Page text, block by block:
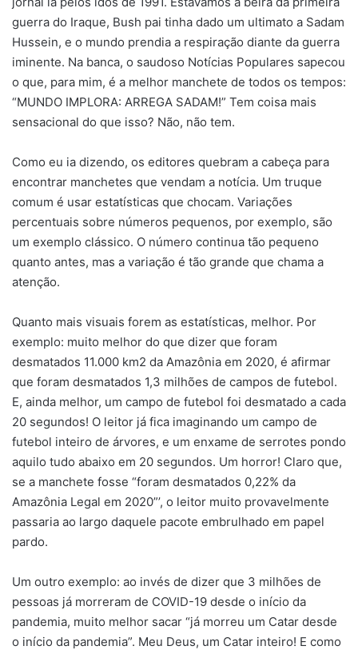
guerra do Iraque, Bush pai tinha dado um ultimato a Sadam
Hussein, e o mundo prendia a respiração diante da guerra
iminente. Na banca, o saudoso Notícias Populares sapecou
o que, para mim, é a melhor manchete de todos os tempos:
“MUNDO IMPLORA: ARREGA SADAM!” Tem coisa mais
sensacional do que isso? Não, não tem.
Como eu ia dizendo, os editores quebram a cabeça para
encontrar manchetes que vendam a notícia. Um truque
comum é usar estatísticas que chocam. Variações
percentuais sobre números pequenos, por exemplo, são
um exemplo clássico. O número continua tão pequeno
quanto antes, mas a variação é tão grande que chama a
atenção.
Quanto mais visuais forem as estatísticas, melhor. Por
exemplo: muito melhor do que dizer que foram
desmatados 11.000 km2 da Amazônia em 2020, é afirmar
que foram desmatados 1,3 milhões de campos de futebol.
E, ainda melhor, um campo de futebol foi desmatado a cada
20 segundos! O leitor já fica imaginando um campo de
futebol inteiro de árvores, e um enxame de serrotes pondo
aquilo tudo abaixo em 20 segundos. Um horror! Claro que,
se a manchete fosse “foram desmatados 0,22% da
Amazônia Legal em 2020”’, o leitor muito provavelmente
passaria ao largo daquele pacote embrulhado em papel
pardo.
Um outro exemplo: ao invés de dizer que 3 milhões de
pessoas já morreram de COVID-19 desde o início da
pandemia, muito melhor sacar “já morreu um Catar desde
o início da pandemia”. Meu Deus, um Catar inteiro! E como